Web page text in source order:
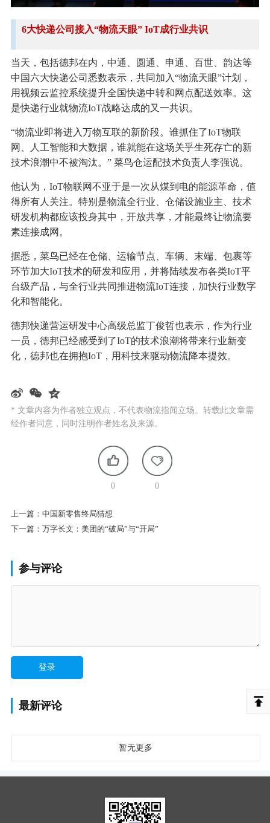
6大快递公司接入“物流天眼” IoT成行业共识
当天，包括德邦在内，中通、圆通、申通、百世、韵达等
中国六大快递公司悉数表示，共同加入“物流天眼”计划，
用视频云监控系统提升全国快递中转和网点配送效率。这
是快递行业就物流IoT战略达成的又一共识。
“物流业即将进入万物互联的新阶段。谁抓住了IoT物联
网、人工智能和大数据，谁就能在这场关乎生死存亡的新
技术浪潮中不被淘汰。” 菜鸟仓运配技术负责人李强说。
他认为，IoT物联网不亚于是一次从煤到电的能源革命，值
得所有人关注。特别是物流全行业、仓储设施业主、技术
研发机构都应该投身其中，开放共享，才能最终让物流要
素连接成网。
据悉，菜鸟已经在仓储、运输节点、车辆、末端、包裹等
环节加大IoT技术的研发和应用，并将陆续发布各类IoT平
台级产品，与全行业共同推进物流IoT连接，加快行业数字
化和智能化。
德邦快递营运研发中心高级总监丁俊哲也表示，作为行业
一员，德邦已经感受到了IoT的技术浪潮将带来行业新变
化，德邦也在拥抱IoT，用科技来驱动物流降本提效。
* 文章内容为作者独立观点，不代表物流指闻立场。转载此文章需
经作者同意，同时注明作者姓名及来源。
0 0
上一篇： 中国新零售终局猜想
下一篇： 万字长文：美团的“破局”与“开局”
参与评论
最新评论
暂无更多